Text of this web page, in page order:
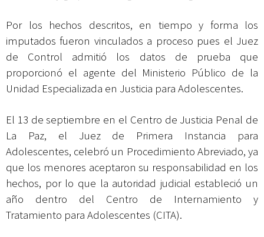
Por los hechos descritos, en tiempo y forma los
imputados fueron vinculados a proceso pues el Juez
de Control admitió los datos de prueba que
proporcionó el agente del Ministerio Público de la
Unidad Especializada en Justicia para Adolescentes.
El 13 de septiembre en el Centro de Justicia Penal de
La Paz, el Juez de Primera Instancia para
Adolescentes, celebró un Procedimiento Abreviado, ya
que los menores aceptaron su responsabilidad en los
hechos, por lo que la autoridad judicial estableció un
año dentro del Centro de Internamiento y
Tratamiento para Adolescentes (CITA).